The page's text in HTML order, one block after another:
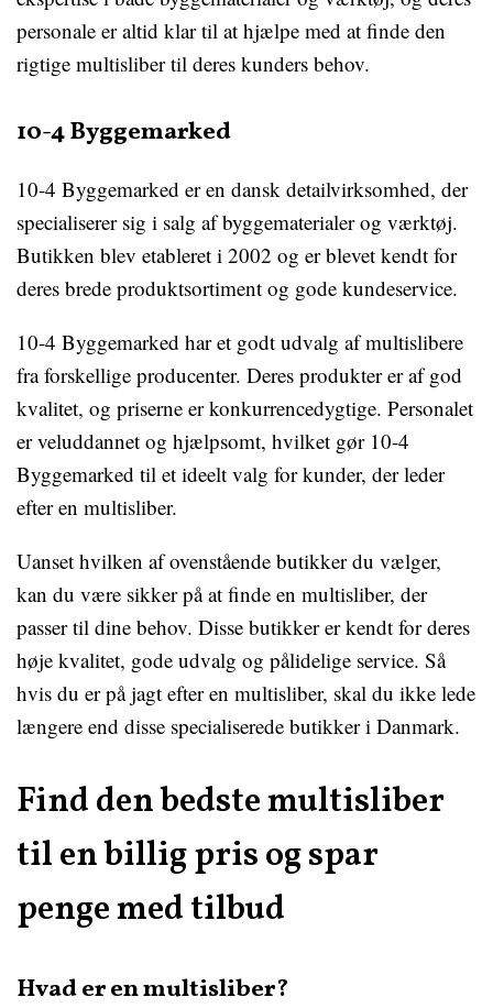
personale er altid klar til at hjælpe med at finde den
rigtige multisliber til deres kunders behov.
10-4 Byggemarked
10-4 Byggemarked er en dansk detailvirksomhed, der
specialiserer sig i salg af byggematerialer og værktøj.
Butikken blev etableret i 2002 og er blevet kendt for
deres brede produktsortiment og gode kundeservice.
10-4 Byggemarked har et godt udvalg af multislibere
fra forskellige producenter. Deres produkter er af god
kvalitet, og priserne er konkurrencedygtige. Personalet
er veluddannet og hjælpsomt, hvilket gør 10-4
Byggemarked til et ideelt valg for kunder, der leder
efter en multisliber.
Uanset hvilken af ovenstående butikker du vælger,
kan du være sikker på at finde en multisliber, der
passer til dine behov. Disse butikker er kendt for deres
høje kvalitet, gode udvalg og pålidelige service. Så
hvis du er på jagt efter en multisliber, skal du ikke lede
længere end disse specialiserede butikker i Danmark.
Find den bedste multisliber
til en billig pris og spar
penge med tilbud
Hvad er en multisliber?